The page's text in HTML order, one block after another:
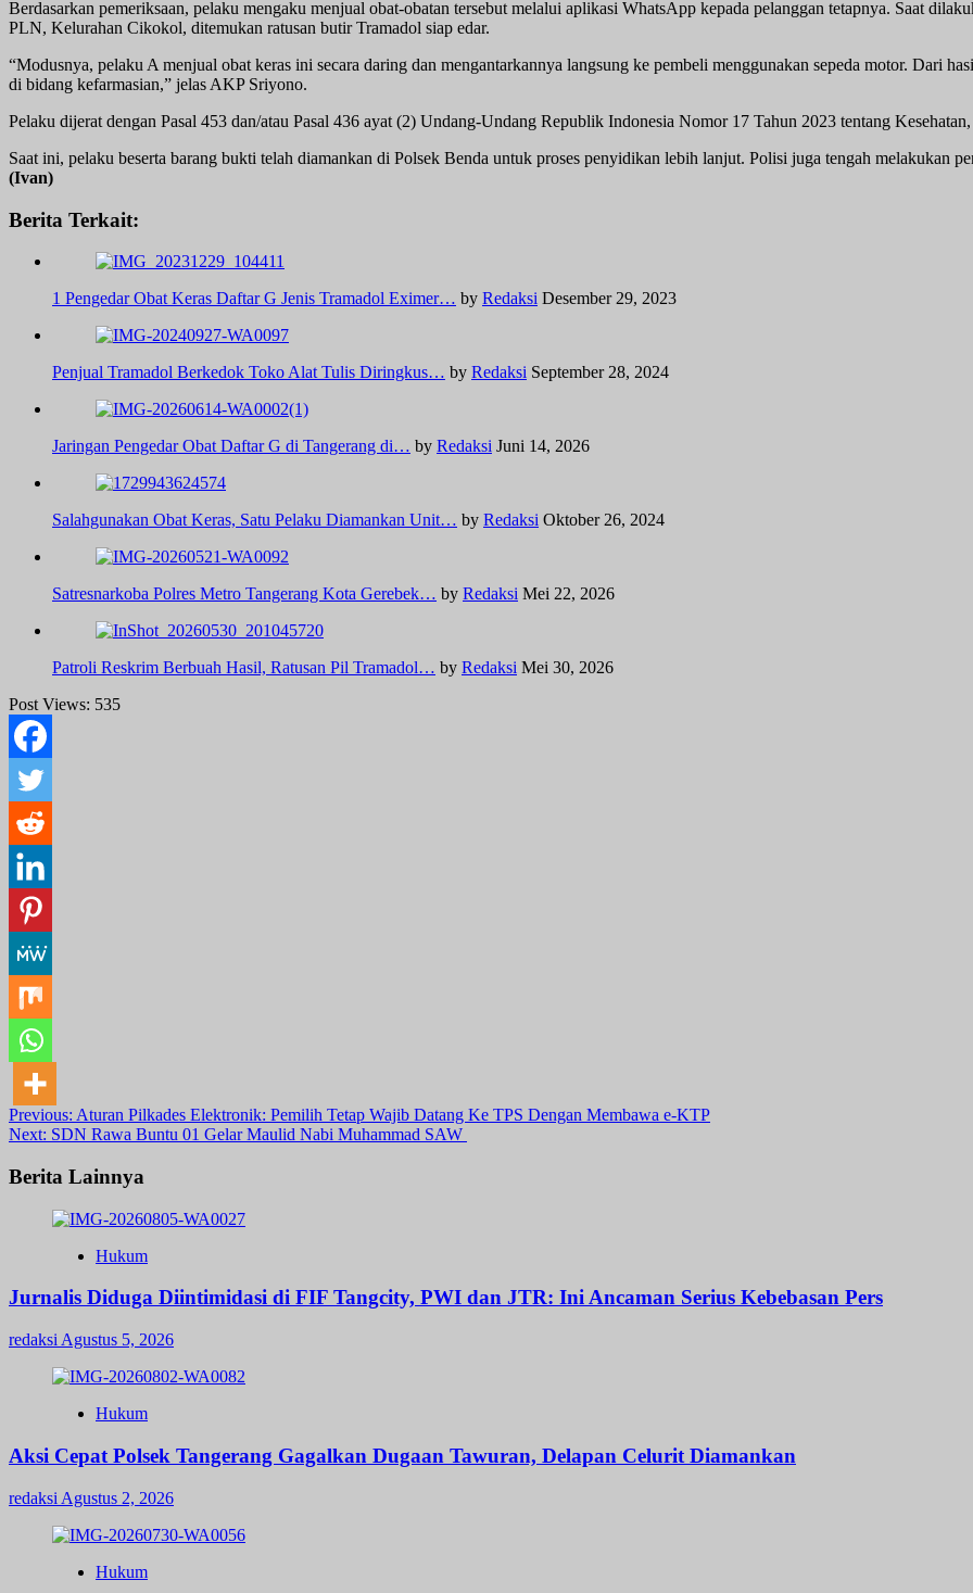
Berdasarkan pemeriksaan, pelaku mengaku menjual obat-obatan tersebut melalui aplikasi WhatsApp kepada pelanggan tetapnya. Saat
PLN, Kelurahan Cikokol, ditemukan ratusan butir Tramadol siap edar.
“Modusnya, pelaku A menjual obat keras ini secara daring dan mengantarkannya langsung ke pembeli menggunakan sepeda motor. Dari
di bidang kefarmasian,” jelas AKP Sriyono.
Pelaku dijerat dengan Pasal 453 dan/atau Pasal 436 ayat (2) Undang-Undang Republik Indonesia Nomor 17 Tahun 2023 tentang
Saat ini, pelaku beserta barang bukti telah diamankan di Polsek Benda untuk proses penyidikan lebih lanjut. Polisi juga tengah melakukan
(Ivan)
Berita Terkait:
1 Pengedar Obat Keras Daftar G Jenis Tramadol Eximer… by Redaksi Desember 29, 2023
Penjual Tramadol Berkedok Toko Alat Tulis Diringkus… by Redaksi September 28, 2024
Jaringan Pengedar Obat Daftar G di Tangerang di… by Redaksi Juni 14, 2026
Salahgunakan Obat Keras, Satu Pelaku Diamankan Unit… by Redaksi Oktober 26, 2024
Satresnarkoba Polres Metro Tangerang Kota Gerebek… by Redaksi Mei 22, 2026
Patroli Reskrim Berbuah Hasil, Ratusan Pil Tramadol… by Redaksi Mei 30, 2026
Post Views: 535
Post
navigation
Previous: Aturan Pilkades Elektronik: Pemilih Tetap Wajib Datang Ke TPS Dengan Membawa e-KTP
Next: SDN Rawa Buntu 01 Gelar Maulid Nabi Muhammad SAW
Berita Lainnya
Hukum
Jurnalis Diduga Diintimidasi di FIF Tangcity, PWI dan JTR: Ini Ancaman Serius Kebebasan Pers
redaksi Agustus 5, 2026
Hukum
Aksi Cepat Polsek Tangerang Gagalkan Dugaan Tawuran, Delapan Celurit Diamankan
redaksi Agustus 2, 2026
Hukum